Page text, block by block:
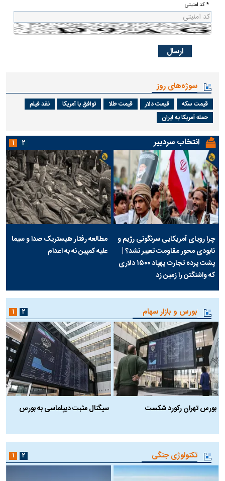
* کد امنیتی
سوژه‌های روز
قیمت سکه قیمت دلار قیمت طلا توافق با آمریکا
نقد فیلم
حمله آمریکا به ایران
انتخاب سردبیر
چرا رویای آمریکایی سرنگونی رژیم و
نابودی محور مقاومت تعبیر نشد؟ |
پشت پرده تجارت پهپاد‌ ۱۵۰۰ دلاری
که واشنگتن را زمین زد
مطالعه رفتار هیستریک صدا و سیما
علیه کمپین نه به اعدام
۱ ۲
بورس و بازار سهام
بورس تهران رکورد شکست
سیگنال مثبت دیپلماسی به بورس
۱ ۲
تکنولوژی جنگی ۱ ۲